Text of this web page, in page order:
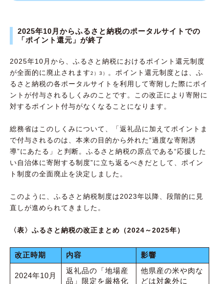
2025年10月からふるさと納税のポータルサイトでの
「ポイント還元」が終了
2025年10月から、ふるさと納税におけるポイント還元制度
が全面的に廃止されます2）3）
。ポイント還元制度とは、ふ
るさと納税の各ポータルサイトを利用して寄附した際にポイ
ントが付与されるしくみのことです。この改正により寄附に
対するポイント付与がなくなることになります。
総務省はこのしくみについて、「返礼品に加えてポイントま
で付与されるのは、本来の目的から外れた“過度な寄附誘
導”にあたる」と判断。ふるさと納税の原点である“応援した
い自治体に寄附する制度”に立ち返るべきだとして、ポイン
ト制度の全面廃止を決定しました。
このように、ふるさと納税制度は2023年以降、段階的に見
直しが進められてきました。
〈表〉ふるさと納税の改正まとめ（2024～2025年）
改正時期 内容 影響
2024年10月
返礼品の「地場産
品」限定を厳格化
他県産の米や肉な
どは対象外に